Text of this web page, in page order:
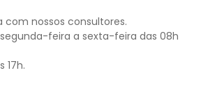
com nossos consultores.
feira a sexta-feira das 08h
17h.